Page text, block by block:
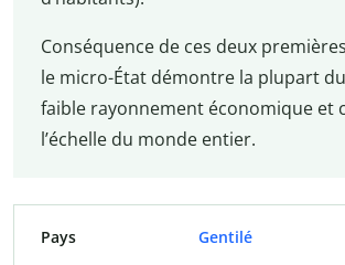
Conséquence de ces deux
le micro-État démontre la plupart
faible rayonnement économique et
l’échelle du monde entier.
Pays Gentilé